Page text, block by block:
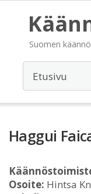
Suomen
Haggui
Osoite: Hintsa